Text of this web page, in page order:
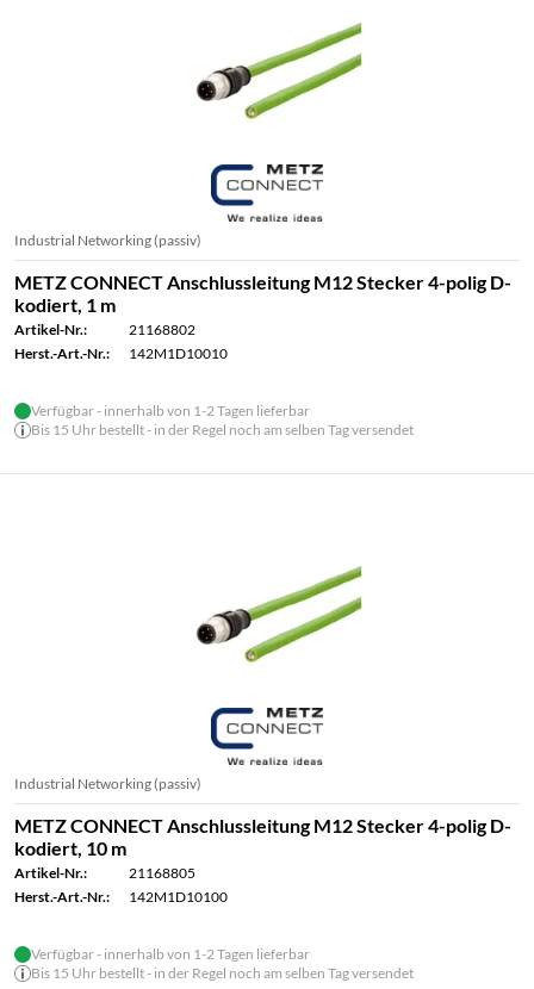
Industrial Networking (passiv)
METZ CONNECT Anschlussleitung M12 Stecker 4-polig D-
kodiert, 1 m
Artikel-Nr.:
21168802
Herst.-Art.-Nr.:
142M1D10010
Verfügbar - innerhalb von 1-2 Tagen lieferbar
Bis 15 Uhr bestellt - in der Regel noch am selben Tag versendet
Industrial Networking (passiv)
METZ CONNECT Anschlussleitung M12 Stecker 4-polig D-
kodiert, 10 m
Artikel-Nr.:
21168805
Herst.-Art.-Nr.:
142M1D10100
Verfügbar - innerhalb von 1-2 Tagen lieferbar
Bis 15 Uhr bestellt - in der Regel noch am selben Tag versendet